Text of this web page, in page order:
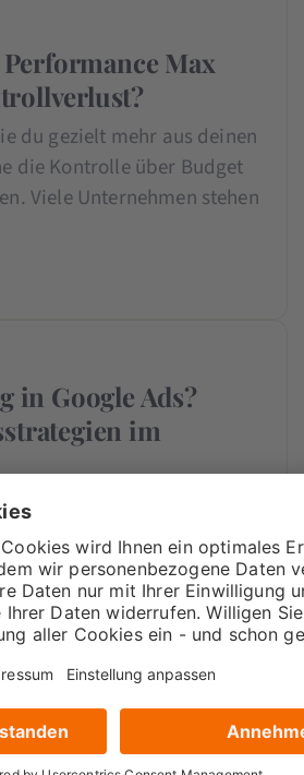
Max
du gezielt mehr aus deinen
die Kontrolle über Budget
Viele Unternehmen stehen
in Google Ads?
im
Smart Bidding-
maximieren für den
kostenoptimierte
für umsatzorientiertes